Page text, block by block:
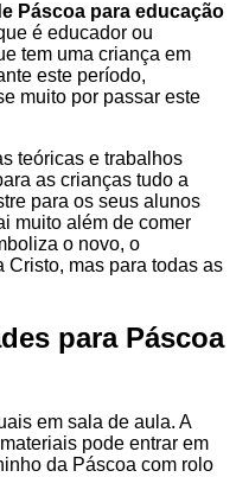
Páscoa para educação
é educador ou
tem uma criança em
este período,
muito por passar este
teóricas e trabalhos
as crianças tudo a
para os seus alunos
muito além de comer
o novo, o
Cristo, mas para todas as
para Páscoa
em sala de aula. A
pode entrar em
da Páscoa com rolo